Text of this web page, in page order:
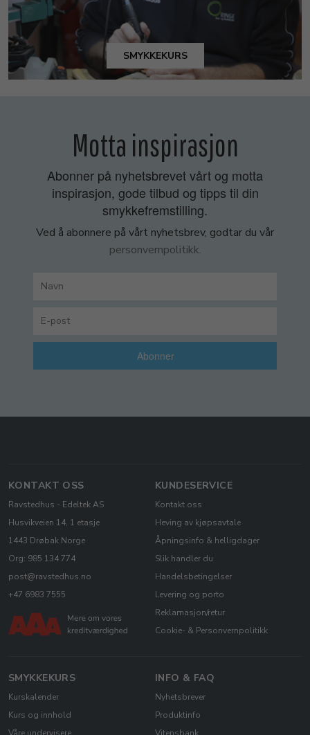
SMYKKEKURS
Motta inspirasjon
Abonner på nyhetsbrevet vårt og motta
inspirasjon, gode tilbud og tipps til din
smykkefremstilling.
Ved å abonnere på vårt nyhetsbrev, godtar du vår
personvernpolitikk.
Abonner
KONTAKT OSS
Ravstedhus - Edeltek AS
Husvikveien 14, 1 etasje
1443 Drøbak Norge
Org: 985 134 774
post@ravstedhus.no
+47 6983 7555
KUNDESERVICE
Kontakt oss
Heving av kjøpsavtale
Åpningsinfo & helligdager
Slik handler du
Handelsbetingelser
Levering og porto
Reklamasjon/retur
Cookie- & Personvernpolitikk
SMYKKEKURS
Kurskalender
Kurs og innhold
INFO & FAQ
Nyhetsbrever
Produktinfo